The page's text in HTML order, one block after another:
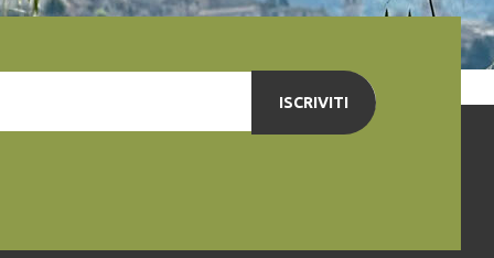
ISCRIVITI